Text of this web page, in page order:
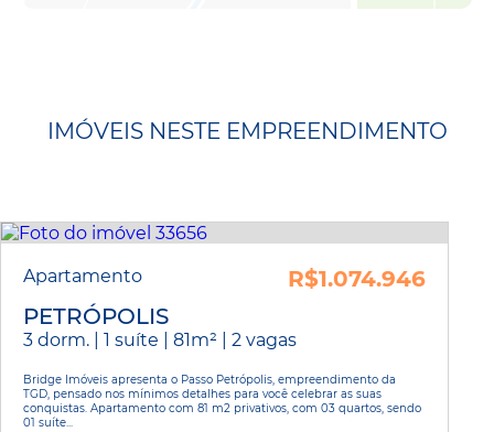
IMÓVEIS NESTE EMPREENDIMENTO
Apartamento
R$1.074.946
PETRÓPOLIS
3 dorm. | 1 suíte | 81m² | 2 vagas
Bridge Imóveis apresenta o Passo Petrópolis, empreendimento da
TGD, pensado nos mínimos detalhes para você celebrar as suas
conquistas. Apartamento com 81 m2 privativos, com 03 quartos, sendo
01 suíte...